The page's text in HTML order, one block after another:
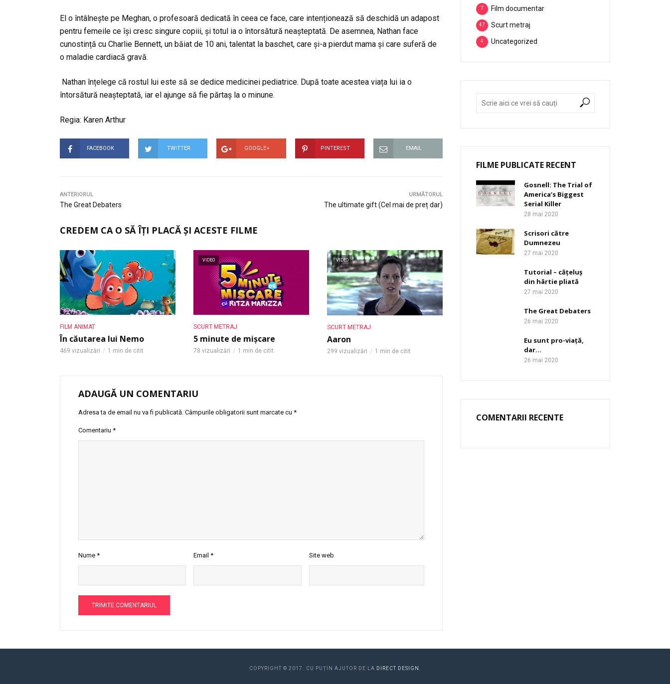
El o întâlnește pe Meghan, o profesoară dedicată în ceea ce face, care intenționează să deschidă un adapost
pentru femeile ce își cresc singure copiii, și totul ia o întorsătură neașteptată. De asemnea, Nathan face
cunostință cu Charlie Bennett, un băiat de 10 ani, talentat la baschet, care și-a pierdut mama și care suferă de
o maladie cardiacă gravă.
Nathan înțelege că rostul lui este să se dedice medicinei pediatrice. După toate acestea viața lui ia o
întorsătură neașteptată, iar el ajunge să fie părtaș la o minune.
Regia: Karen Arthur
FACEBOOK TWITTER GOOGLE+ PINTEREST EMAIL
ANTERIORUL
The Great Debaters
URMĂTORUL
The ultimate gift (Cel mai de preț dar)
CREDEM CA O SĂ ÎȚI PLACĂ ȘI ACESTE FILME
FILM ANIMAT
În căutarea lui Nemo
469 vizualizări 1 min de citit
VIDEO
SCURT METRAJ
5 minute de mișcare
78 vizualizări 1 min de citit
VIDEO
SCURT METRAJ
Aaron
299 vizualizări 1 min de citit
ADAUGĂ UN COMENTARIU
Adresa ta de email nu va fi publicată. Câmpurile obligatorii sunt marcate cu *
Comentariu *
Nume * Email* Site web
Film documentar
7
Scurt metraj
47
Uncategorized
4
FILME PUBLICATE RECENT
Gosnell: The Trial of
America’s Biggest
Serial Killer
28 mai 2020
Scrisori către
Dumnezeu
27 mai 2020
Tutorial – cățeluș
din hârtie pliată
27 mai 2020
The Great Debaters
26 mai 2020
Eu sunt pro-viață,
dar…
26 mai 2020
COMENTARII RECENTE
COPYRIGHT © 2017. CU PUȚIN AJUTOR DE LA DIRECT DESIGN